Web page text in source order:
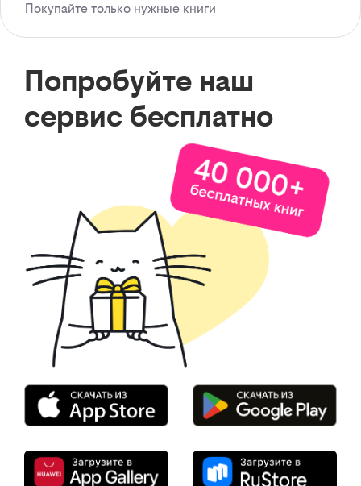
Покупайте только нужные книги
Попробуйте наш
сервис бесплатно